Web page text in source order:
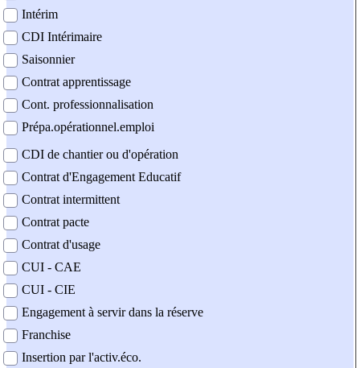
Intérim
CDI Intérimaire
Saisonnier
Contrat apprentissage
Cont. professionnalisation
Prépa.opérationnel.emploi
CDI de chantier ou d'opération
Contrat d'Engagement Educatif
Contrat intermittent
Contrat pacte
Contrat d'usage
CUI - CAE
CUI - CIE
Engagement à servir dans la réserve
Franchise
Insertion par l'activ.éco.